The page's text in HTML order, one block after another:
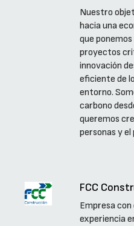
Nuestro
hacia una
que
proyectos
innovación
eficiente de
entorno.
carbono
queremos
personas y
FCC
Empresa
experiencia